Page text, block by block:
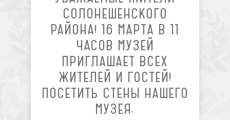
СОЛОНЕШЕНСКОГО
РАЙОНА! 16 МАРТА В 11
ЧАСОВ МУЗЕЙ
ПРИГЛАШАЕТ ВСЕХ
ЖИТЕЛЕЙ И ГОСТЕЙ!
ПОСЕТИТЬ СТЕНЫ НАШЕГО
МУЗЕЯ.